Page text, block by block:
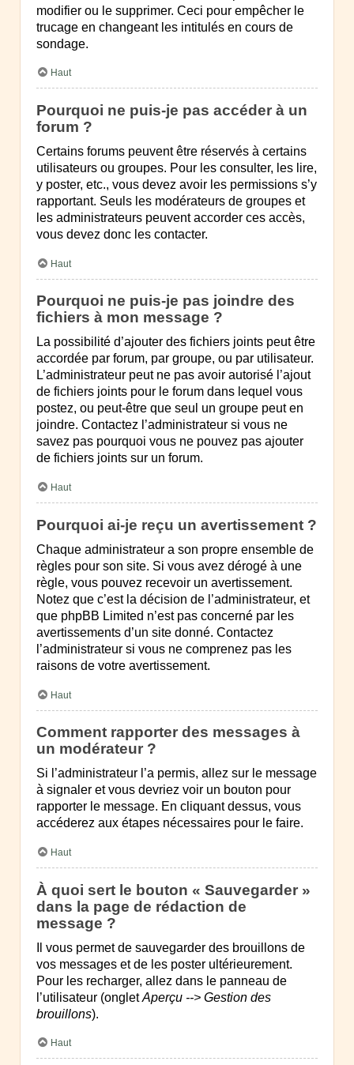
modifier ou le supprimer. Ceci pour empêcher le
trucage en changeant les intitulés en cours de
sondage.
Haut
Pourquoi ne puis-je pas accéder à un
forum ?
Certains forums peuvent être réservés à certains
utilisateurs ou groupes. Pour les consulter, les lire,
y poster, etc., vous devez avoir les permissions s’y
rapportant. Seuls les modérateurs de groupes et
les administrateurs peuvent accorder ces accès,
vous devez donc les contacter.
Haut
Pourquoi ne puis-je pas joindre des
fichiers à mon message ?
La possibilité d’ajouter des fichiers joints peut être
accordée par forum, par groupe, ou par utilisateur.
L’administrateur peut ne pas avoir autorisé l’ajout
de fichiers joints pour le forum dans lequel vous
postez, ou peut-être que seul un groupe peut en
joindre. Contactez l’administrateur si vous ne
savez pas pourquoi vous ne pouvez pas ajouter
de fichiers joints sur un forum.
Haut
Pourquoi ai-je reçu un avertissement ?
Chaque administrateur a son propre ensemble de
règles pour son site. Si vous avez dérogé à une
règle, vous pouvez recevoir un avertissement.
Notez que c’est la décision de l’administrateur, et
que phpBB Limited n’est pas concerné par les
avertissements d’un site donné. Contactez
l’administrateur si vous ne comprenez pas les
raisons de votre avertissement.
Haut
Comment rapporter des messages à
un modérateur ?
Si l’administrateur l’a permis, allez sur le message
à signaler et vous devriez voir un bouton pour
rapporter le message. En cliquant dessus, vous
accéderez aux étapes nécessaires pour le faire.
Haut
À quoi sert le bouton « Sauvegarder »
dans la page de rédaction de
message ?
Il vous permet de sauvegarder des brouillons de
vos messages et de les poster ultérieurement.
Pour les recharger, allez dans le panneau de
l’utilisateur (ongletAperçu --> Gestion des
brouillons).
Haut